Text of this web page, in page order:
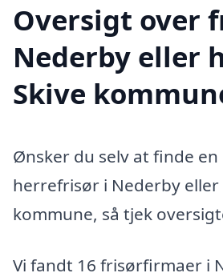
Oversigt over
Nederby eller
Skive
Ønsker du selv at finde
herrefrisør i Nederby eller
kommune, så tjek
Vi fandt 16 frisørfirmaer i